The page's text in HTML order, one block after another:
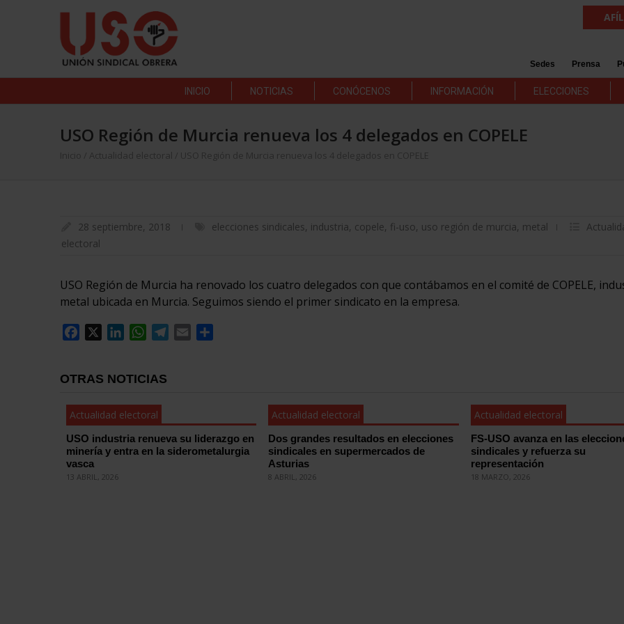
Sedes Prensa
INICIO NOTICIAS CONÓCENOS INFORMACIÓN ELECCIONES
USO Región de Murcia renueva los 4 delegados en COPELE
Inicio Actualidad electoral USO Región de Murcia renueva los 4 delegados en COPELE
28 septiembre, 2018 elecciones sindicales, industria, copele, fi-uso, uso región de murcia, metal
electoral
USO Región de Murcia ha renovado los cuatro delegados con que contábamos en el comité de COPELE,
metal ubicada en Murcia. Seguimos siendo el primer sindicato en la empresa.
Facebook
LinkedInWhatsApp
Telegram
Email
OTRAS NOTICIAS
Actualidad electoral
USO industria renueva su liderazgo en
minería y entra en la siderometalurgia
vasca
13 ABRIL, 2026
Actualidad electoral
Dos grandes resultados en elecciones
sindicales en supermercados de
Asturias
8 ABRIL, 2026
Actualidad electoral
FS-USO avanza en las
sindicales y refuerza su
representación
18 MARZO, 2026